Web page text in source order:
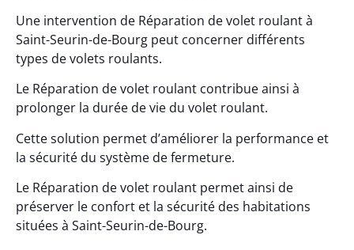
Une intervention de Réparation de volet roulant à
Saint-Seurin-de-Bourg peut concerner différents
types de volets roulants.
Le Réparation de volet roulant contribue ainsi à
prolonger la durée de vie du volet roulant.
Cette solution permet d’améliorer la performance et
la sécurité du système de fermeture.
Le Réparation de volet roulant permet ainsi de
préserver le confort et la sécurité des habitations
situées à Saint-Seurin-de-Bourg.